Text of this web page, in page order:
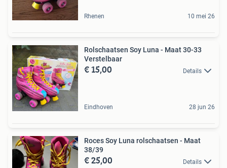
Rhenen 10 mei 26
Rolschaatsen Soy Luna - Maat 30-33
Verstelbaar
€ 15,00 Details
Eindhoven 28 jun 26
Roces Soy Luna rolschaatsen - Maat
38/39
€ 25,00 Details